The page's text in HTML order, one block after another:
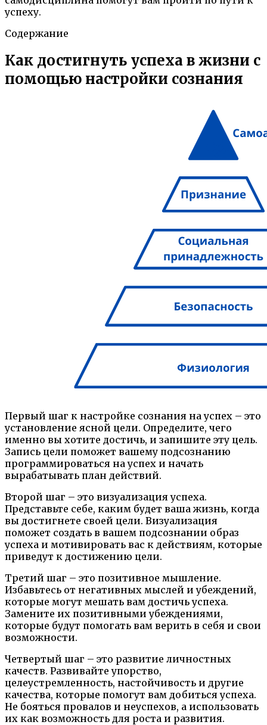
успеху.
Содержание
Как достигнуть успеха в жизни с
помощью настройки сознания
Первый шаг к настройке сознания на успех – это
установление ясной цели. Определите, чего
именно вы хотите достичь, и запишите эту цель.
Запись цели поможет вашему подсознанию
программироваться на успех и начать
вырабатывать план действий.
Второй шаг – это визуализация успеха.
Представьте себе, каким будет ваша жизнь, когда
вы достигнете своей цели. Визуализация
поможет создать в вашем подсознании образ
успеха и мотивировать вас к действиям, которые
приведут к достижению цели.
Третий шаг – это позитивное мышление.
Избавьтесь от негативных мыслей и убеждений,
которые могут мешать вам достичь успеха.
Замените их позитивными убеждениями,
которые будут помогать вам верить в себя и свои
возможности.
Четвертый шаг – это развитие личностных
качеств. Развивайте упорство,
целеустремленность, настойчивость и другие
качества, которые помогут вам добиться успеха.
Не бояться провалов и неуспехов, а использовать
их как возможность для роста и развития.